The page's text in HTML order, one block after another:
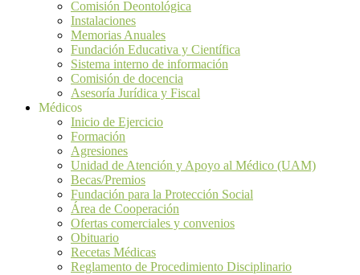
Comisión Deontológica
Instalaciones
Memorias Anuales
Fundación Educativa y Científica
Sistema interno de información
Comisión de docencia
Asesoría Jurídica y Fiscal
Médicos
Inicio de Ejercicio
Formación
Agresiones
Unidad de Atención y Apoyo al Médico (UAM)
Becas/Premios
Fundación para la Protección Social
Área de Cooperación
Ofertas comerciales y convenios
Obituario
Recetas Médicas
Reglamento de Procedimiento Disciplinario